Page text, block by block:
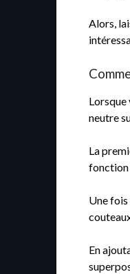
Alors,
Lorsque
neutre
La
fonction
Une
En